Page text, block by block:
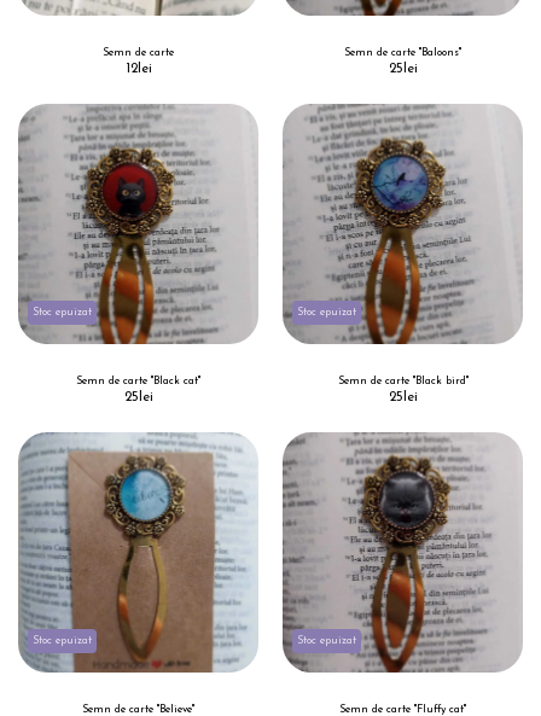
Semn de carte
12lei
Semn de carte "Baloons"
25 lei
Stoc epuizat
Semn de carte "Black cat"
25 lei
Stoc epuizat
Semn de carte "Black bird"
25 lei
Stoc epuizat
Semn de carte "Believe"
Stoc epuizat
Semn de carte "Fluffy cat"